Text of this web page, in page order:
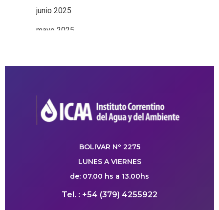
junio 2025
mayo 2025
BOLIVAR Nº 2275
LUNES A VIERNES
de: 07.00 hs a 13.00hs
Tel. : +54 (379) 4255922